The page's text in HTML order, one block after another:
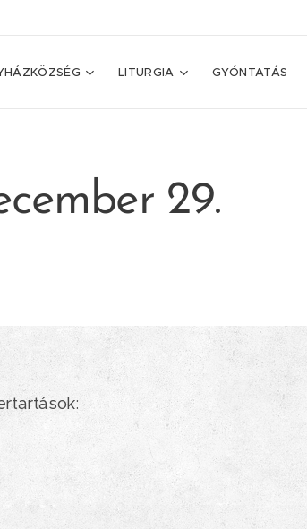
LITURGIA GYÓNTATÁS
29.